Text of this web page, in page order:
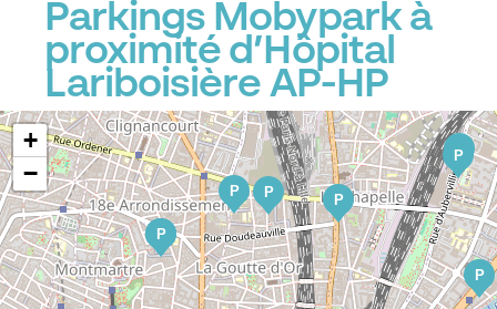
Parkings Mobypark à
proximité d’Hôpital
Lariboisière AP-HP
P
P
P
P
P
P
P
P
+
−